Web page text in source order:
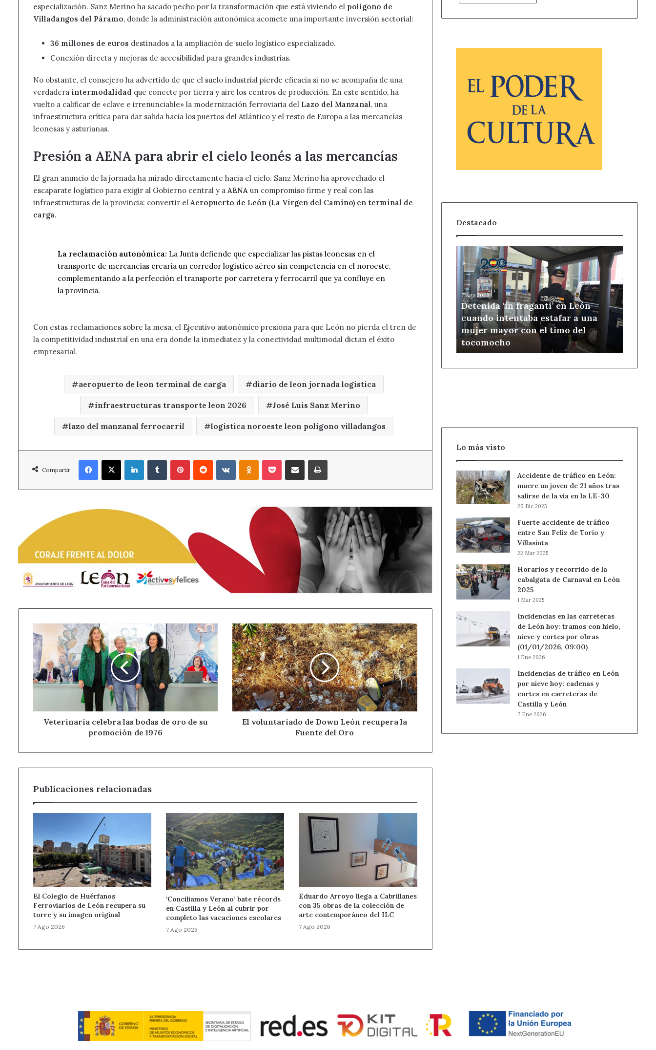
especialización. Sanz Merino ha sacado pecho por la transformación que está viviendo el polígono de
Villadangos del Páramo, donde la administración autonómica acomete una importante inversión sectorial:
36 millones de euros destinados a la ampliación de suelo logístico especializado.
Conexión directa y mejoras de accesibilidad para grandes industrias.
No obstante, el consejero ha advertido de que el suelo industrial pierde eficacia si no se acompaña de una
verdadera intermodalidad que conecte por tierra y aire los centros de producción. En este sentido, ha
vuelto a calificar de «clave e irrenunciable» la modernización ferroviaria del Lazo del Manzanal, una
infraestructura crítica para dar salida hacia los puertos del Atlántico y el resto de Europa a las mercancías
leonesas y asturianas.
Presión a AENA para abrir el cielo leonés a las mercancías
El gran anuncio de la jornada ha mirado directamente hacia el cielo. Sanz Merino ha aprovechado el
escaparate logístico para exigir al Gobierno central y a AENA un compromiso firme y real con las
infraestructuras de la provincia: convertir el Aeropuerto de León (La Virgen del Camino) en terminal de
carga.
La reclamación autonómica: La Junta defiende que especializar las pistas leonesas en el
transporte de mercancías crearía un corredor logístico aéreo sin competencia en el noroeste,
complementando a la perfección el transporte por carretera y ferrocarril que ya confluye en
la provincia.
Con estas reclamaciones sobre la mesa, el Ejecutivo autonómico presiona para que León no pierda el tren de
la competitividad industrial en una era donde la inmediatez y la conectividad multimodal dictan el éxito
empresarial.
aeropuerto de leon terminal de carga diario de leon jornada logistica
infraestructuras transporte leon 2026 José Luis Sanz Merino
lazo del manzanal ferrocarril logistica noroeste leon poligono villadangos
Compartir
Facebook
X LinkedInTumblrPinterestReddit VKontakteOdnoklassniki
PocketCompartir por correo electrónicoImprimir
Veterinaria
celebra
las
bodas
de
oro
de
promoción
Veterinaria celebra las bodas de oro de su
promoción de 1976
El
voluntariado
de
Down
León
recupera
la
Fuente
del
OroEl voluntariado de Down León recupera la
Fuente del Oro
Publicaciones relacionadas
El Colegio de Huérfanos
Ferroviarios de León recupera su
torre y su imagen original
7 Ago 2026
‘Conciliamos Verano’ bate récords
en Castilla y León al cubrir por
completo las vacaciones escolares
7 Ago 2026
Eduardo Arroyo llega a Cabrillanes
con 35 obras de la colección de
arte contemporáneo del ILC
7 Ago 2026
Destacado
Detenida
‘in
fraganti’
León
cuando
intentaba
estafar
a
una
mujer
7 Ago 2026
Detenida ‘in fraganti’ en León
cuando intentaba estafar a una
mujer mayor con el timo del
tocomocho
Lo más visto
Accidente de tráfico en León:
muere un joven de 21 años tras
salirse de la vía en la LE-30
20 Dic 2025
Fuerte accidente de tráfico
entre San Feliz de Torío y
Villasinta
22 Mar 2025
Horarios y recorrido de la
cabalgata de Carnaval en León
2025
1 Mar 2025
Incidencias en las carreteras
de León hoy: tramos con hielo,
nieve y cortes por obras
(01/01/2026, 09:00)
1 Ene 2026
Incidencias de tráfico en León
por nieve hoy: cadenas y
cortes en carreteras de
Castilla y León
7 Ene 2026